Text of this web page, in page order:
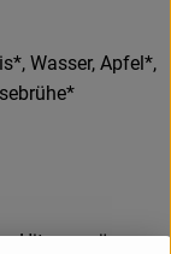
Wasser, Apfel*,
Hitze erwärmen.